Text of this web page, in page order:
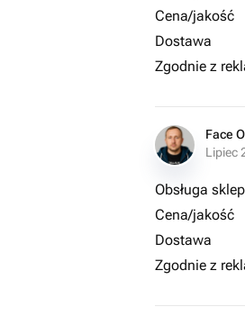
Cena/jakość
Dostawa
Zgodnie z
Face
Lipiec
Obsługa
Cena/jakość
Dostawa
Zgodnie z